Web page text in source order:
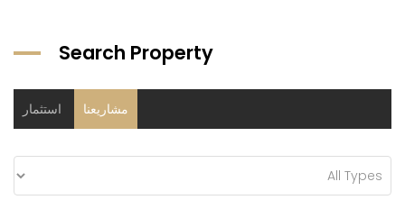
Search Property
مشاريعنا استثمار